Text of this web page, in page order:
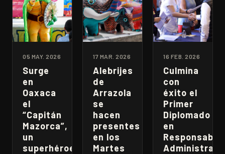
05 MAY. 2026
Surge
en
Oaxaca
el
“Capitán
Mazorca”,
un
superhéroe
17 MAR. 2026
Alebrijes
de
Arrazola
se
hacen
presentes
en los
Martes
16 FEB. 2026
Culmina
con
éxito el
Primer
Diplomado
en